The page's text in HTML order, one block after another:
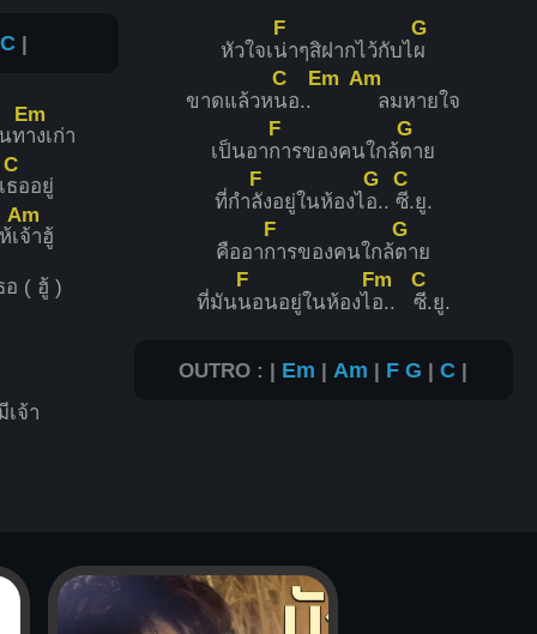
C |
ท
Em
างเก่า
C
ธออยู่
เ
Am
จ้าฮู้
อ ( ฮู้ )
จ้า
หัวใจเ
F
น่าๆสิฝากไว้กับไ
G
ผ
ขาดแล้วห
C
นอ..
Em Am
ลมหายใจ
เป็นอา
F
การของคนใกล้
G
ตาย
ที่กำ
F
ลังอยู่ในห้องไ
G
อ..
C
ซี.ยู.
คืออา
F
การของคนใกล้
G
ตาย
ที่มัน
F
นอนอยู่ในห้องไ
Fm
อ..
C
ซี.ยู.
OUTRO : | Em | Am | F G |C |